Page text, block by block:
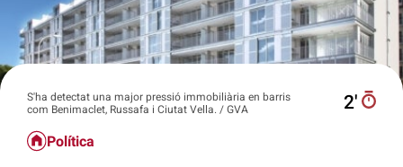
S'ha detectat una major pressió immobiliària en barris
com Benimaclet, Russafa i Ciutat Vella. / GVA
2′
Política